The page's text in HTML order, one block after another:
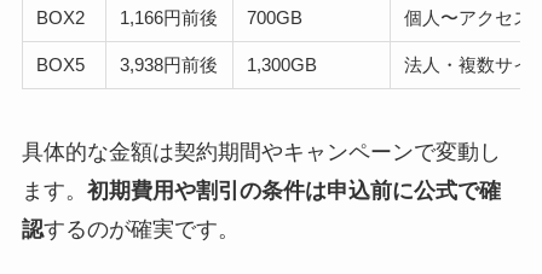
BOX2 1,166円前後 700GB 個人〜アクセス
BOX5 3,938円前後 1,300GB 法人・複数サイ
具体的な金額は契約期間やキャンペーンで変動し
ます。 初期費用や割引の条件は申込前に公式で確
認するのが確実です。